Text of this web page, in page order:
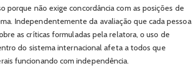
porque não exige concordância com as posições de
Independentemente da avaliação que cada pessoa
as críticas formuladas pela relatora, o uso de
do sistema internacional afeta a todos que
funcionando com independência.